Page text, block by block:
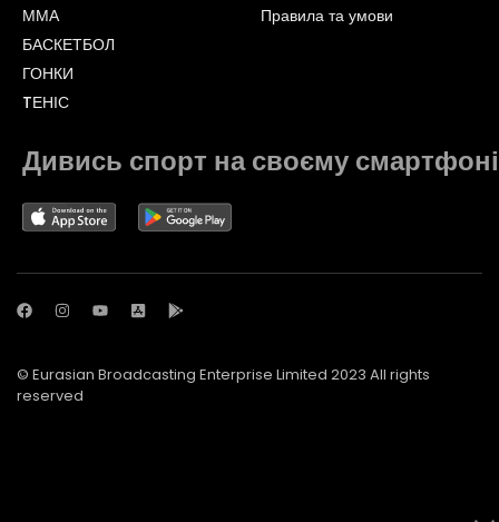
ММА
БАСКЕТБОЛ
ГОНКИ
TЕНІС
Правила та умови
Дивись спорт на своєму смартфоні
© Eurasian Broadcasting Enterprise Limited 2023 All rights
reserved